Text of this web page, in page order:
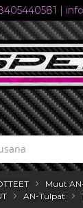
|
Muut
AN-Tulpat